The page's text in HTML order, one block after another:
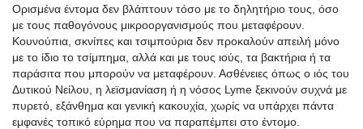
Ορισμένα έντομα δεν βλάπτουν τόσο με το δηλητήριο τους, όσο
με τους παθογόνους μικροοργανισμούς που μεταφέρουν.
Κουνούπια, σκνίπες και τσιμπούρια δεν προκαλούν απειλή μόνο
με το ίδιο το τσίμπημα, αλλά και με τους ιούς, τα βακτήρια ή τα
παράσιτα που μπορούν να μεταφέρουν. Ασθένειες όπως ο ιός του
Δυτικού Νείλου, η λεϊσμανίαση ή η νόσος Lyme ξεκινούν συχνά με
πυρετό, εξάνθημα και γενική κακουχία, χωρίς να υπάρχει πάντα
εμφανές τοπικό εύρημα που να παραπέμπει στο έντομο.